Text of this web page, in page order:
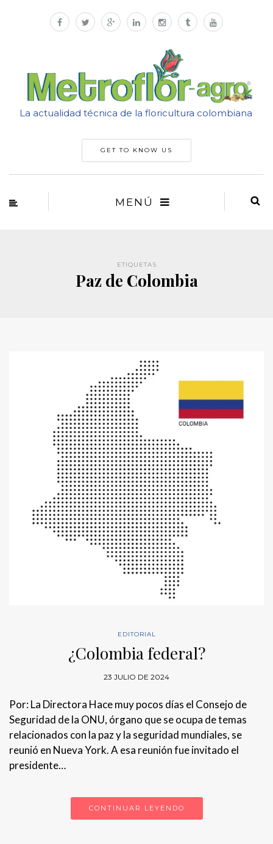
La actualidad técnica de la floricultura colombiana
GET TO KNOW US
MENÚ
ETIQUETAS
Paz de Colombia
EDITORIAL
¿Colombia federal?
23 JULIO DE 2024
Por: La Directora Hace muy pocos días el Consejo de
Seguridad de la ONU, órgano que se ocupa de temas
relacionados con la paz y la seguridad mundiales, se
reunió en Nueva York. A esa reunión fue invitado el
presidente…
CONTINUAR LEYENDO